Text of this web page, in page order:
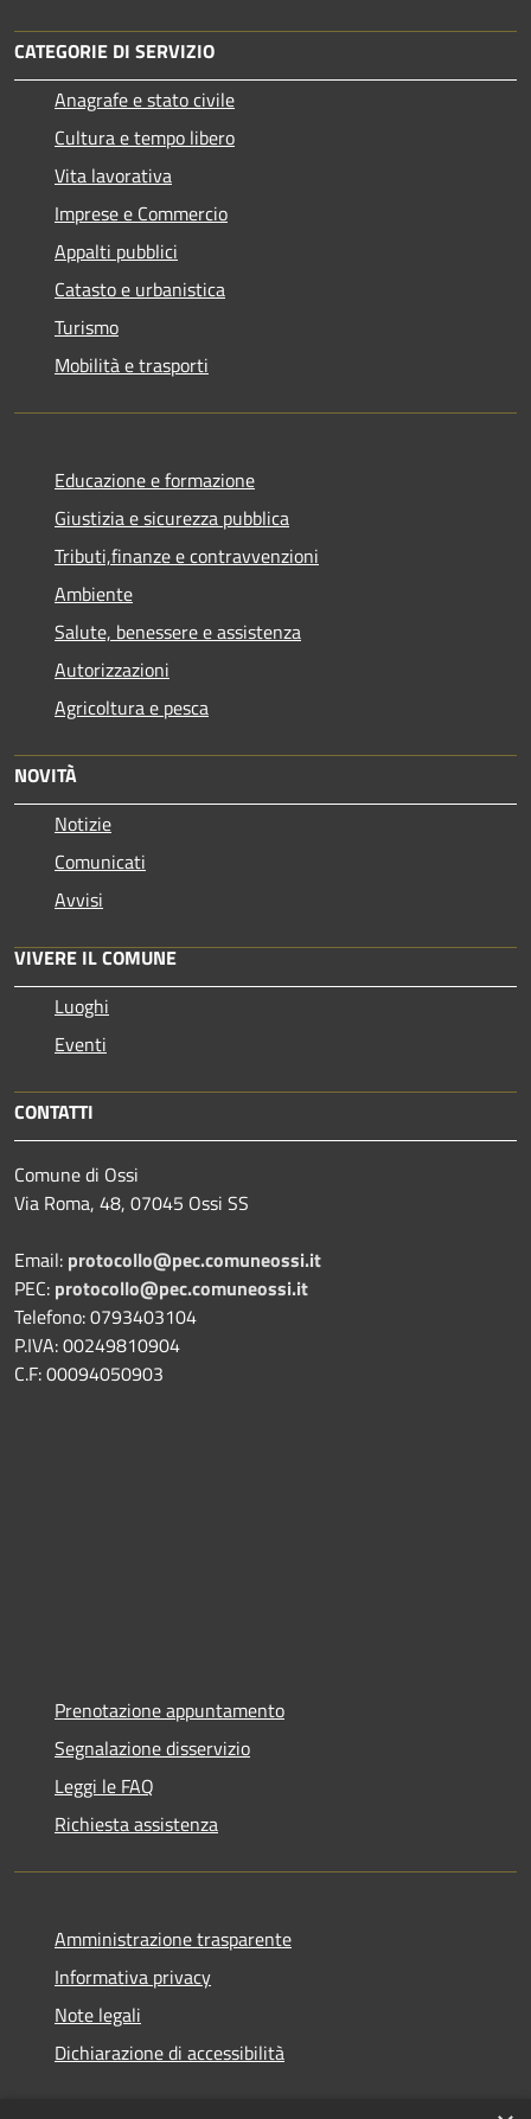
CATEGORIE DI SERVIZIO
Anagrafe e stato civile
Cultura e tempo libero
Vita lavorativa
Imprese e Commercio
Appalti pubblici
Catasto e urbanistica
Turismo
Mobilità e trasporti
Educazione e formazione
Giustizia e sicurezza pubblica
Tributi,finanze e contravvenzioni
Ambiente
Salute, benessere e assistenza
Autorizzazioni
Agricoltura e pesca
NOVITÀ
Notizie
Comunicati
Avvisi
VIVERE IL COMUNE
Luoghi
Eventi
CONTATTI
Comune di Ossi
Via Roma, 48, 07045 Ossi SS
Email: protocollo@pec.comuneossi.it
PEC: protocollo@pec.comuneossi.it
Telefono: 0793403104
P.IVA: 00249810904
C.F: 00094050903
Prenotazione appuntamento
Segnalazione disservizio
Leggi le FAQ
Richiesta assistenza
Amministrazione trasparente
Informativa privacy
Note legali
Dichiarazione di accessibilità